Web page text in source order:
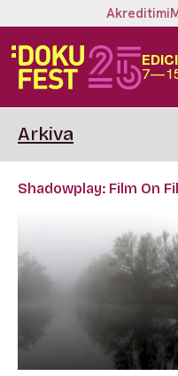
Akreditimi
Arkiva
Shadowplay: Film On